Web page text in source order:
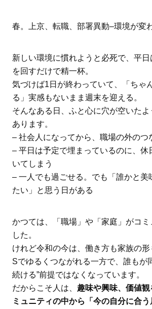
春。上京、転職、部署異動–環境が変
新しい環境に慣れようと必死で、平
を回すだけで精一杯。
気づけば1日が終わっていて、「ちゃ
る」実感もないまま週末を迎える。
そんなある日、ふと心に穴が空いた
あります。
– 社会人になってから、職場の外のつ
– 平日は予定で埋まっているのに、休
いてしまう
– 一人でも過ごせる。でも「誰かと美
たい」と思う日がある
かつては、「職場」や「家庭」がコ
した。
けれど令和の今は、働き方も家族の
Sでゆるくつながれる一方で、誰もが
続ける”前提ではなくなっています。
だからこそ人は、 趣味や興味、価値
ミュニティの中から「今の自分に合